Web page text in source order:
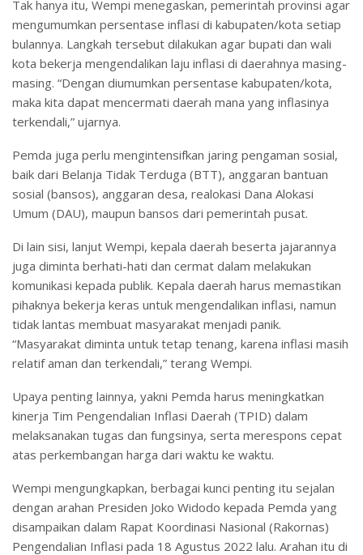
Tak hanya itu, Wempi menegaskan, pemerintah provinsi agar
mengumumkan persentase inflasi di kabupaten/kota setiap
bulannya. Langkah tersebut dilakukan agar bupati dan wali
kota bekerja mengendalikan laju inflasi di daerahnya masing-
masing. “Dengan diumumkan persentase kabupaten/kota,
maka kita dapat mencermati daerah mana yang inflasinya
terkendali,” ujarnya.
Pemda juga perlu mengintensifkan jaring pengaman sosial,
baik dari Belanja Tidak Terduga (BTT), anggaran bantuan
sosial (bansos), anggaran desa, realokasi Dana Alokasi
Umum (DAU), maupun bansos dari pemerintah pusat.
Di lain sisi, lanjut Wempi, kepala daerah beserta jajarannya
juga diminta berhati-hati dan cermat dalam melakukan
komunikasi kepada publik. Kepala daerah harus memastikan
pihaknya bekerja keras untuk mengendalikan inflasi, namun
tidak lantas membuat masyarakat menjadi panik.
“Masyarakat diminta untuk tetap tenang, karena inflasi masih
relatif aman dan terkendali,” terang Wempi.
Upaya penting lainnya, yakni Pemda harus meningkatkan
kinerja Tim Pengendalian Inflasi Daerah (TPID) dalam
melaksanakan tugas dan fungsinya, serta merespons cepat
atas perkembangan harga dari waktu ke waktu.
Wempi mengungkapkan, berbagai kunci penting itu sejalan
dengan arahan Presiden Joko Widodo kepada Pemda yang
disampaikan dalam Rapat Koordinasi Nasional (Rakornas)
Pengendalian Inflasi pada 18 Agustus 2022 lalu. Arahan itu di